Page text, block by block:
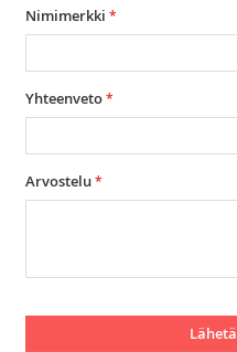
star
stars
stars
stars
stars
Nimimerkki
Yhteenveto
Arvostelu